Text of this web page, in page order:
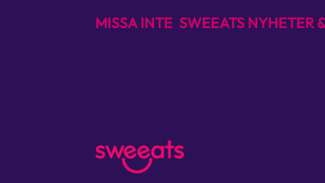
MISSA INTE SWEEATS NYHETER